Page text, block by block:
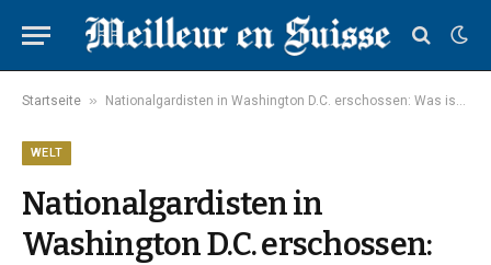
Startseite » Nationalgardisten in Washington D.C. erschossen: Was ist passiert, wer ist der Verdächtige? | Donald Trump-Nachrichten
WELT
Nationalgardisten in
Washington D.C. erschossen: